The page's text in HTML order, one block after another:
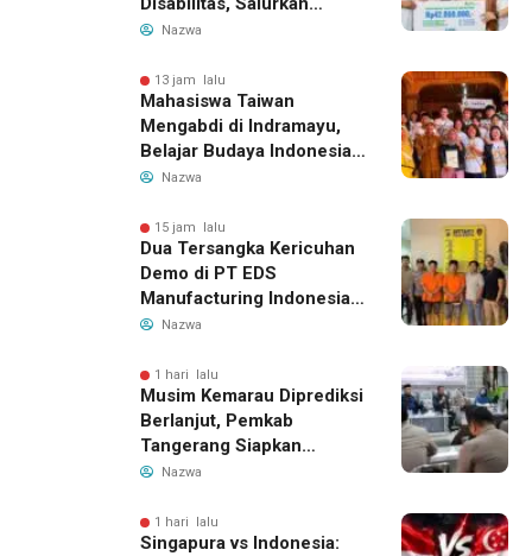
Bantuan dan Tampung
Nazwa
13 jam lalu
Mahasiswa Taiwan
Mengabdi di Indramayu,
Belajar Budaya Indonesia
dan Edukasi Pekerja
Nazwa
15 jam lalu
Dua Tersangka Kericuhan
Demo di PT EDS
Manufacturing Indonesia
Ditahan, Polda Banten
Pengelolaan Limbah
Nazwa
1 hari lalu
Musim Kemarau Diprediksi
Berlanjut, Pemkab
Tangerang Siapkan
Langkah Antisipasi Krisis
Nazwa
1 hari lalu
Singapura vs Indonesia: